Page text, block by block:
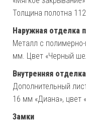
Толщина полотна
Наружная отделка
Металл с
мм. Цвет «Черный
Внутренняя
Дополнительный
16 мм «Диана», цвет
Замки